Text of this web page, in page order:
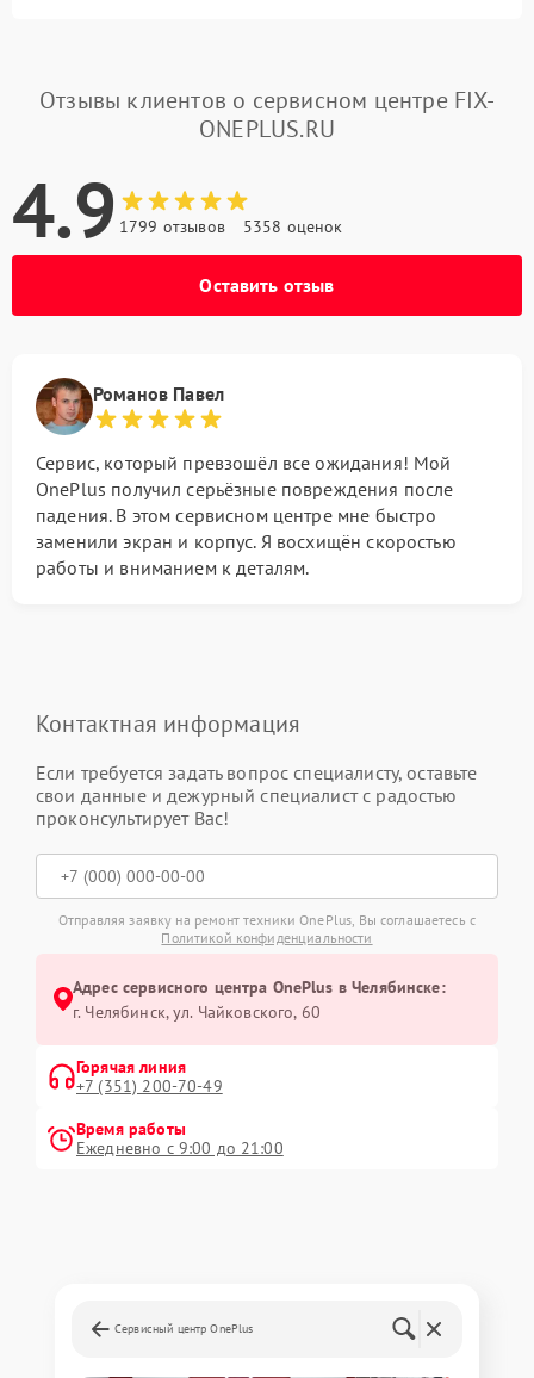
Отзывы клиентов о сервисном центре FIX-
ONEPLUS.RU
4.9 1799 отзывов 5358 оценок
Оставить отзыв
Романов Павел
Сервис, который превзошёл все ожидания! Мой
OnePlus получил серьёзные повреждения после
падения. В этом сервисном центре мне быстро
заменили экран и корпус. Я восхищён скоростью
работы и вниманием к деталям.
Контактная информация
Если требуется задать вопрос специалисту, оставьте
свои данные и дежурный специалист с радостью
проконсультирует Вас!
Отправляя заявку на ремонт техники OnePlus, Вы соглашаетесь с
Политикой конфиденциальности
Адрес сервисного центра OnePlus в Челябинске:
г. Челябинск, ул. Чайковского, 60
Горячая линия
+7 (351) 200-70-49
Время работы
Ежедневно с 9:00 до 21:00
Сервисный центр OnePlus